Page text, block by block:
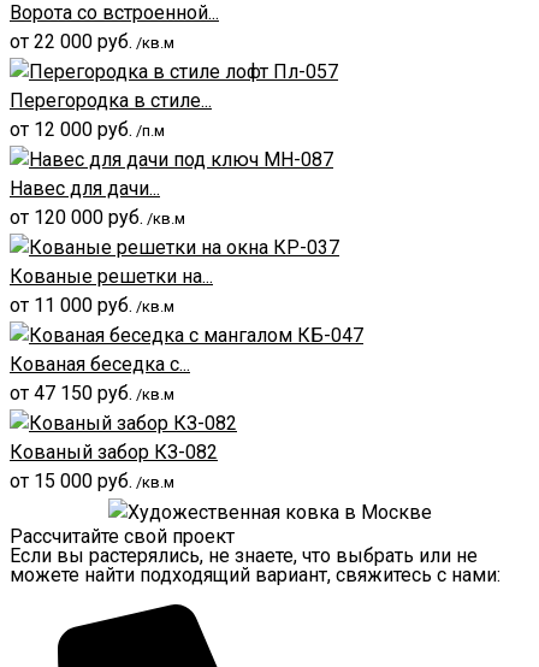
Ворота со встроенной...
от 22 000 руб. /кв.м
Перегородка в стиле...
от 12 000 руб. /п.м
Навес для дачи...
от 120 000 руб. /кв.м
Кованые решетки на...
от 11 000 руб. /кв.м
Кованая беседка с...
от 47 150 руб. /кв.м
Кованый забор КЗ-082
от 15 000 руб. /кв.м
Рассчитайте свой проект
Если вы растерялись, не знаете, что выбрать или не
можете найти подходящий вариант, свяжитесь с нами: